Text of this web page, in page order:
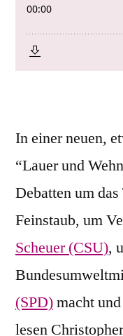
In einer neuen,
“Lauer und
Debatten um
Feinstaub, um
Scheuer (CSU),
(SPD)macht
lesen